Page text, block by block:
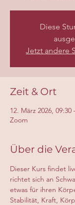
Diese
Jetzt andere
Zeit & Ort
12. März 2026, 09:30
Zoom
Über die
Dieser Kurs findet
richtet sich an
etwas für ihren
Stabilität, Kraft,